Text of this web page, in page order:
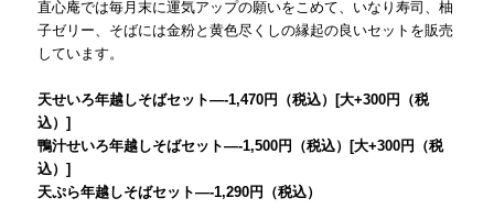
直心庵では毎月末に運気アップの願いをこめて、いなり寿司、柚
子ゼリー、そばには金粉と黄色尽くしの縁起の良いセットを販売
しています。
天せいろ年越しそばセット—-1,470円（税込）[大+300円（税
込）]
鴨汁せいろ年越しそばセット—-1,500円（税込）[大+300円（税
込）]
天ぷら年越しそばセット—-1,290円（税込）